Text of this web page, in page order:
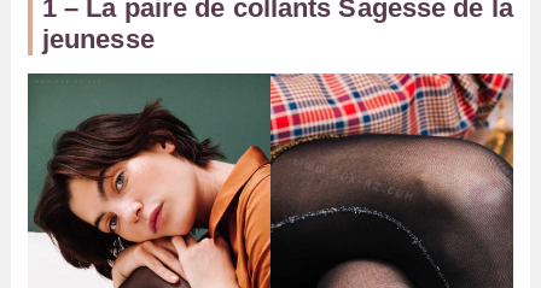
1 – La paire de collants Sagesse de la
jeunesse